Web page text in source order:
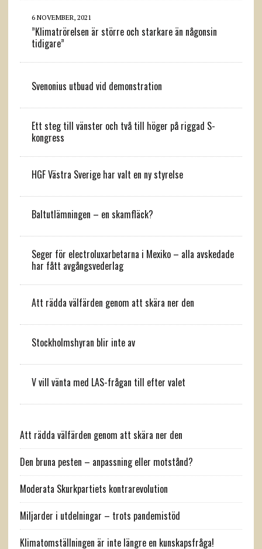
6 NOVEMBER, 2021
”Klimatrörelsen är större och starkare än någonsin
tidigare”
Svenonius utbuad vid demonstration
Ett steg till vänster och två till höger på riggad S-
kongress
HGF Västra Sverige har valt en ny styrelse
Baltutlämningen – en skamfläck?
Seger för electroluxarbetarna i Mexiko – alla avskedade
har fått avgångsvederlag
Att rädda välfärden genom att skära ner den
Stockholmshyran blir inte av
V vill vänta med LAS-frågan till efter valet
Att rädda välfärden genom att skära ner den
Den bruna pesten – anpassning eller motstånd?
Moderata Skurkpartiets kontrarevolution
Miljarder i utdelningar – trots pandemistöd
Klimatomställningen är inte längre en kunskapsfråga!